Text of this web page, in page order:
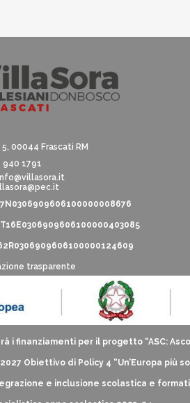
00044 Frascati RM
940 1791
IT16E0306909606100000403085
trasparente
i finanziamenti per il progetto “ASC:
Obiettivo di Policy 4 “Un’Europa più
e inclusione scolastica e